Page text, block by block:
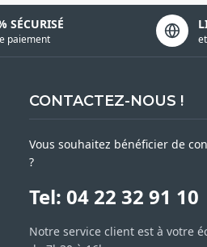
SÉCURISÉ
paiement
CONTACTEZ-NOUS !
Vous souhaitez bénéficier de
?
Tel: 04 22 32 91 10
Notre service client est à votre